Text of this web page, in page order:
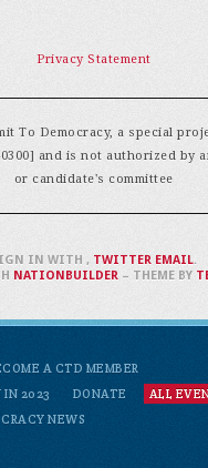
Privacy Statement
To Democracy, a special
and is not authorized by
or candidate's committee
A CTD MEMBER
IN 2023
DONATE
ALL
NEWS
IN WITH, TWITTER EMAIL.
NATIONBUILDER– THEME BY